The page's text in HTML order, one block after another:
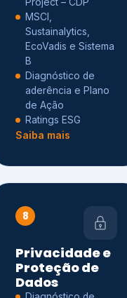
MSCI,
Sustainalytics,
EcoVadis e Sistema
B
Diagnóstico de
aderência e Plano
de Ação
Ratings ESG
Saiba mais
8
Privacidade e
Proteção de
Dados